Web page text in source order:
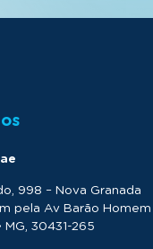
998 – Nova Granada
pela Av Barão Homem
30431-265